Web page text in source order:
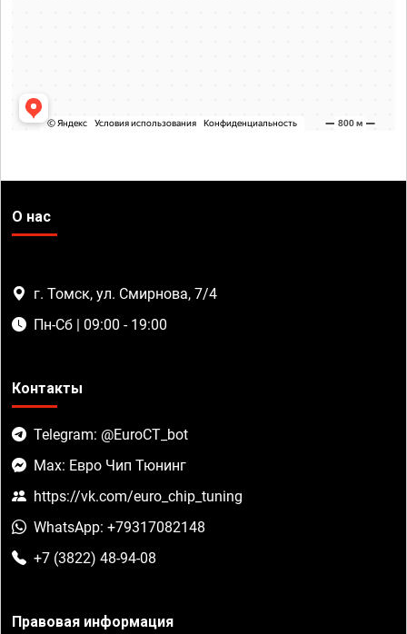
О нас
г. Томск, ул. Смирнова, 7/4
Пн-Сб | 09:00 - 19:00
Контакты
Telegram: @EuroCT_bot
Max: Евро Чип Тюнинг
https://vk.com/euro_chip_tuning
WhatsApp: +79317082148
+7 (3822) 48-94-08
Правовая информация